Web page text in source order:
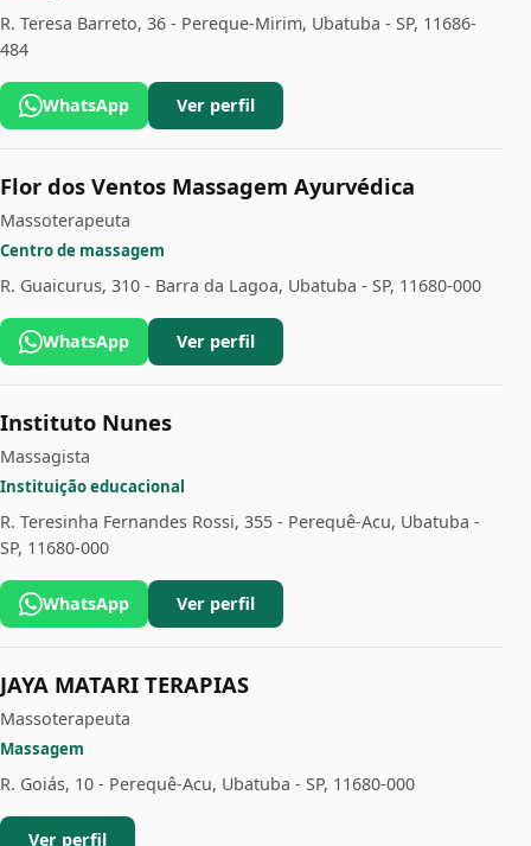
R. Teresa Barreto, 36 - Pereque-Mirim, Ubatuba - SP, 11686-
484
WhatsApp Ver perfil
Flor dos Ventos Massagem Ayurvédica
Massoterapeuta
Centro de massagem
R. Guaicurus, 310 - Barra da Lagoa, Ubatuba - SP, 11680-000
WhatsApp Ver perfil
Instituto Nunes
Massagista
Instituição educacional
R. Teresinha Fernandes Rossi, 355 - Perequê-Acu, Ubatuba -
SP, 11680-000
WhatsApp Ver perfil
JAYA MATARI TERAPIAS
Massoterapeuta
Massagem
R. Goiás, 10 - Perequê-Acu, Ubatuba - SP, 11680-000
Ver perfil